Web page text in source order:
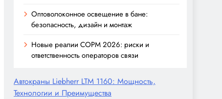
Оптоволоконное освещение в бане:
безопасность, дизайн и монтаж
Новые реалии СОРМ 2026: риски и
ответственность операторов связи
Автокраны Liebherr LTM 1160: Мощность,
Технологии и Преимущества